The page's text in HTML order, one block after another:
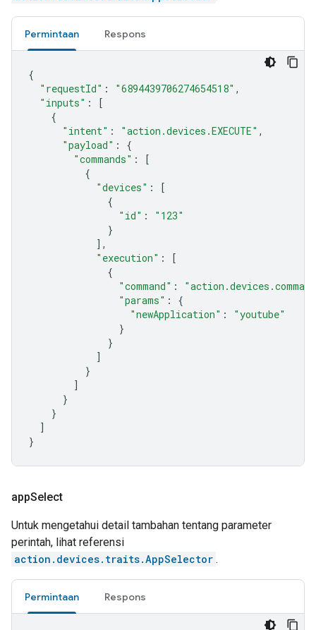
Permintaan Respons
{
"requestId" : "6894439706274654518" ,
"inputs" :
[
{
"intent" : "action.devices.EXECUTE" ,
"payload" :
{
"commands" :
[
{
"devices" :
[
{
"id" :
"123"
}
],
"execution" :
[
{
"command" :
"params" :
{
"newApplication" :
"youtube"
}
}
]
}
]
}
}
]
}
appSelect
Untuk mengetahui detail tambahan tentang parameter
perintah, lihat referensi
action.devices.traits.AppSelector .
Permintaan Respons